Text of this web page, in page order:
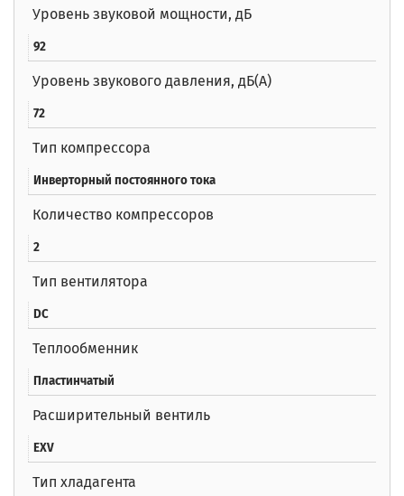
Уровень звуковой мощности, дБ
92
Уровень звукового давления, дБ(А)
72
Тип компрессора
Инверторный постоянного тока
Количество компрессоров
2
Тип вентилятора
DC
Теплообменник
Пластинчатый
Расширительный вентиль
EXV
Тип хладагента